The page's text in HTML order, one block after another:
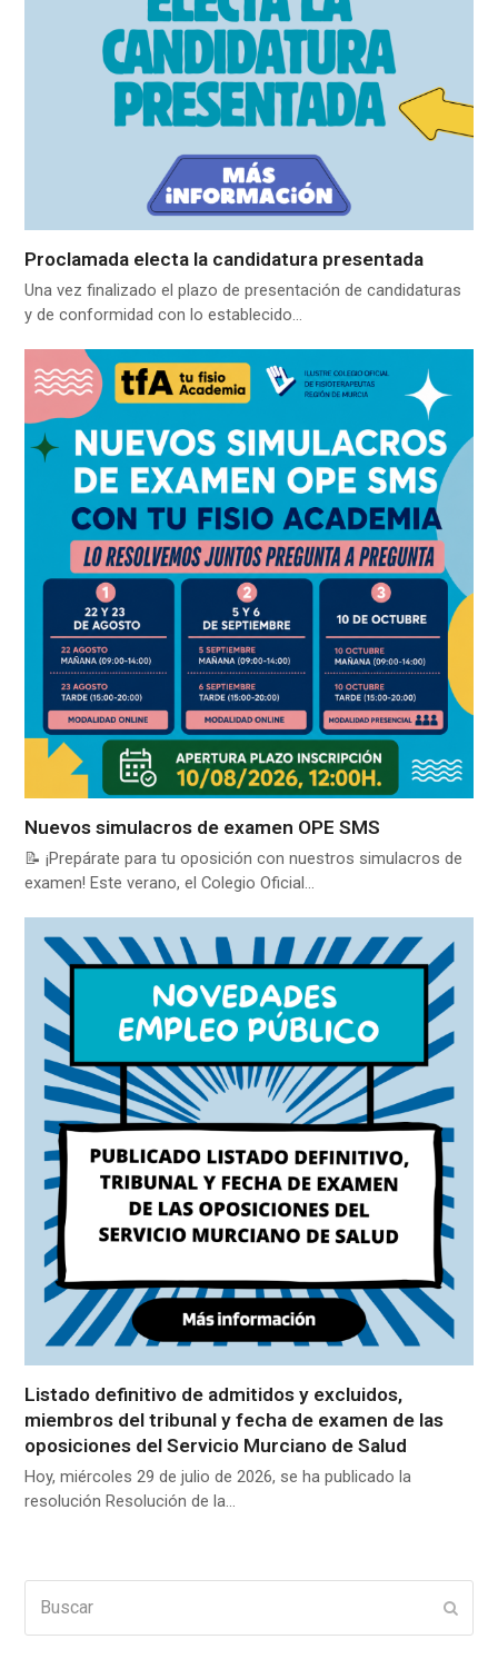
Proclamada electa la candidatura presentada
Una vez finalizado el plazo de presentación de candidaturas
y de conformidad con lo establecido…
Nuevos simulacros de examen OPE SMS
📝 ¡Prepárate para tu oposición con nuestros simulacros de
examen! Este verano, el Colegio Oficial…
Listado definitivo de admitidos y excluidos,
miembros del tribunal y fecha de examen de las
oposiciones del Servicio Murciano de Salud
Hoy, miércoles 29 de julio de 2026, se ha publicado la
resolución Resolución de la…